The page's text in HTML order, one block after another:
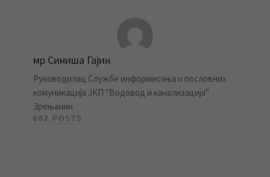
мр Синиша Гајин
Руководилац Службе информисања и пословних
комуникација ЈКП "Водовод и канализација"
Зрењанин
862 POSTS